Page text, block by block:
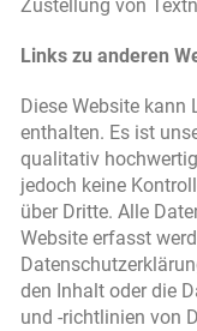
Zustellung von
Links zu anderen
Diese Website kann
enthalten. Es ist
qualitativ
jedoch keine
über Dritte. Alle
Website erfasst
den Inhalt oder die
und -richtlinien von